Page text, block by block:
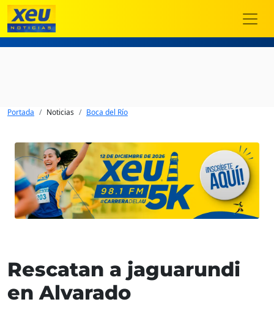
Portada Noticias Boca del Río
Rescatan a jaguarundi
en Alvarado